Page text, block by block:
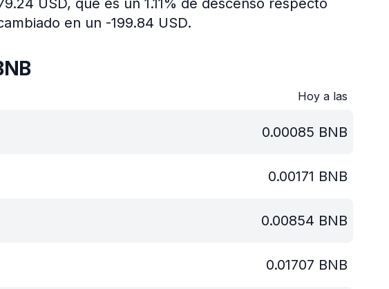
USD, que es un 1.11% de descenso respecto
en un -199.84 USD.
Hoy a las
0.00085 BNB
0.00171 BNB
0.00854 BNB
0.01707 BNB